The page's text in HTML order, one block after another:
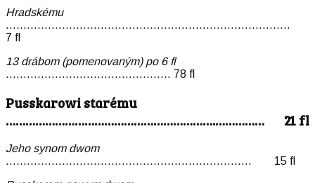
Hradskému
………………………………………………………………………
7 fl
13 drábom (pomenovaným) po 6 fl
……………………………………….. 78 fl
Pusskarowi starému
……………………………………………………….…………… 21 fl
Jeho synom dwom
……………………………………………………………. 15 fl